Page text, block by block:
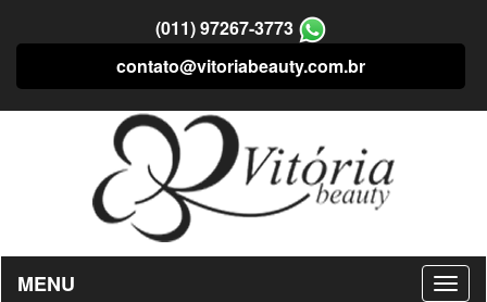
(011) 97267-3773
contato@vitoriabeauty.com.br
MENU